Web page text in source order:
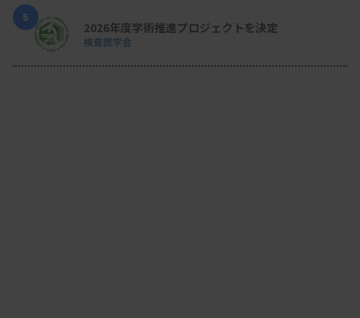
鏡検から報告までの手順は、次の通りである。
直線と鋭角に注目し、破砕赤血球が疑われる形
5
2026年度学術推進プロジェクトを決定
検査医学会